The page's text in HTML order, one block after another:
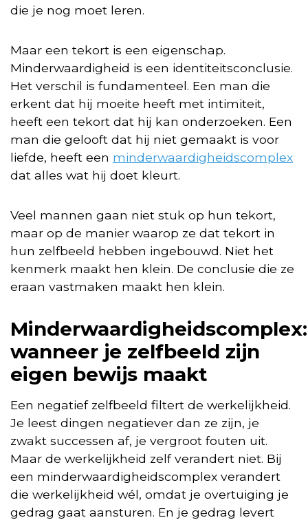
die je nog moet leren.
Maar een tekort is een eigenschap.
Minderwaardigheid is een identiteitsconclusie.
Het verschil is fundamenteel. Een man die
erkent dat hij moeite heeft met intimiteit,
heeft een tekort dat hij kan onderzoeken. Een
man die gelooft dat hij niet gemaakt is voor
liefde, heeft een minderwaardigheidscomplex
dat alles wat hij doet kleurt.
Veel mannen gaan niet stuk op hun tekort,
maar op de manier waarop ze dat tekort in
hun zelfbeeld hebben ingebouwd. Niet het
kenmerk maakt hen klein. De conclusie die ze
eraan vastmaken maakt hen klein.
Minderwaardigheidscomplex:
wanneer je zelfbeeld zijn
eigen bewijs maakt
Een negatief zelfbeeld filtert de werkelijkheid.
Je leest dingen negatiever dan ze zijn, je
zwakt successen af, je vergroot fouten uit.
Maar de werkelijkheid zelf verandert niet. Bij
een minderwaardigheidscomplex verandert
die werkelijkheid wél, omdat je overtuiging je
gedrag gaat aansturen. En je gedrag levert